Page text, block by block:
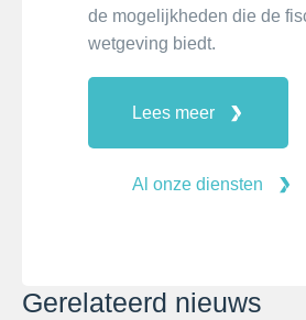
de mogelijkheden die de
wetgeving biedt.
Lees meer
Al onze diensten
Gerelateerd nieuws